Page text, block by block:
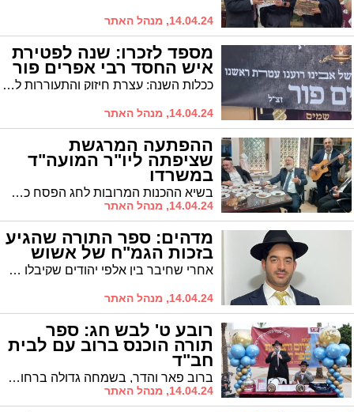
14.04.24, מנהל האתר
מספד לזכרו: שנה לפטירת
איש החסד רבי אפרים פור
ככלות השנה: עצרת חיזוק והתעוררות לרב אפרים פור זצ"ל במעמד רבנים חשובים במוסדות החיד"א | יצא לזכרו הספר "הבן יקיר לי"
14.04.24, מנהל האתר
ההפתעה המרגשת
שציפתה ליו"ר המועה"ד
במשרדו
בשיא ההכנות המרובות לחג הפסח כשברקע המתח עם איראן: יום הולדת בהפתעה לראש המועצה הדתית הרב עובדיה דהן
14.04.24, מנהל האתר
מדהים: ספר התורה שהגיע
בזכות הגמ"ח של אשוש
אחרי שחיבר בין אלפי יהודים שקיבלו פריטים מכל הסוגים, זכה אשוש לחבר גם בין תורם ספר תורה לבית כנסת
14.04.24, מנהל האתר
רובע ט' לבש חג: ספר
תורה הוכנס ברוב עם לבית
חב"ד
ברוב פאר והדר, בשמחה גדולה ברחובה של עיר, התקיימה הכנסת ספר תורה לבית חב"ד רובע ט' בהובלת השליח הרב יוסף יצחק מרגליות • האורחים החשובים התכבדו בסיום כתיבת האותיות, המוני התושבים חגגו ברחובות וכולם נשאו תפילה לביטחון
14.04.24, מנהל האתר